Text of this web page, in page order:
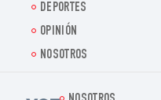
DEPORTES
OPINIÓN
NOSOTROS